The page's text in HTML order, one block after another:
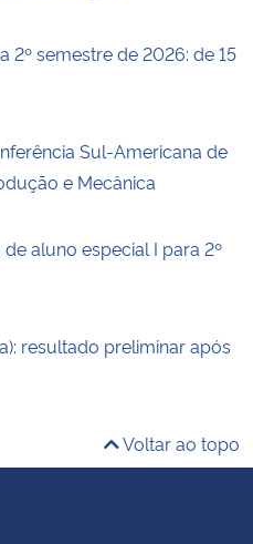
2º semestre de 2026: de 15
Sul-Americana de
e Mecânica
aluno especial I para 2º
resultado preliminar após
Voltar ao topo